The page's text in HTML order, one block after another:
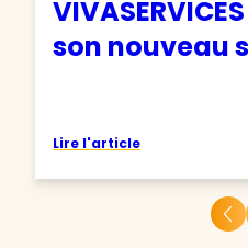
son nouveau
Lire l'article